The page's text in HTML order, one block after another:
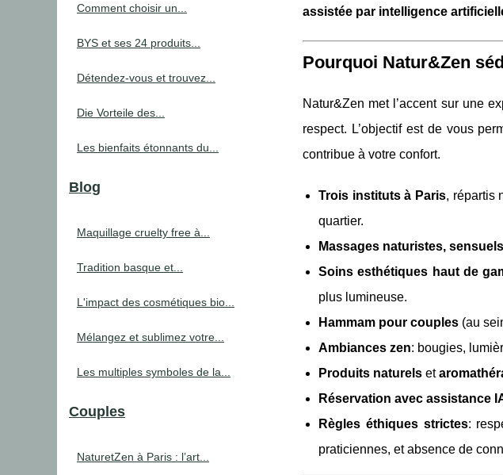
assistée par intelligence
Pourquoi Natur&Zen
Natur&Zen met l’accent sur une
respect. L’objectif est de vous
contribue à votre confort.
Trois instituts à Paris, répartis
quartier.
Massages naturistes,
Soins esthétiques haut de
plus lumineuse.
Hammam pour couples (au
Ambiances zen: bougies,
Produits naturels et
Réservation avec assistance
Règles éthiques strictes:
praticiennes, et absence de
Comment choisir un...
BYS et ses 24 produits...
Détendez-vous et trouvez...
Die Vorteile des...
Les bienfaits étonnants du...
Blog
Maquillage cruelty free à...
Tradition basque et...
L'impact des cosmétiques bio...
Mélangez et sublimez votre...
Les multiples symboles de la...
Couples
NaturetZen à Paris : l’art...